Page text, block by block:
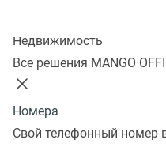
Недвижимость
Все решения MANGO
Номера
Свой телефонный номер
Звонки от
в удобном